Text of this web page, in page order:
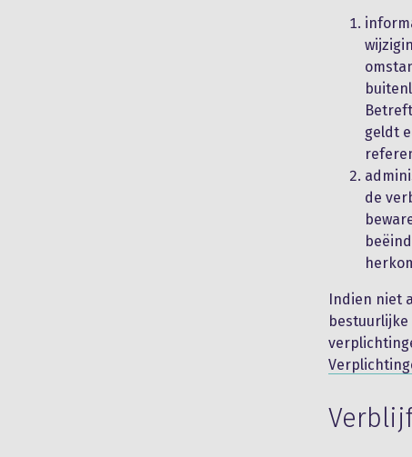
geldt
de
Indien niet
bestuurlijke